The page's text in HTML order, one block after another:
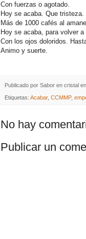
Con fuerzas o agotado.
Hoy se acaba. Que tristeza.
Más de 1000 cafés al
Hoy se acaba, para volver
Con los ojos doloridos.
Animo y suerte.
Publicado por Sabor en cristal en
Etiquetas: Acabar, CCMMP,
No hay
Publicar un